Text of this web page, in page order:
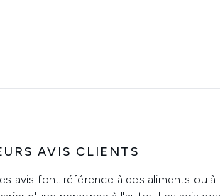
AVIS CLIENTS
avis font référence à des aliments ou